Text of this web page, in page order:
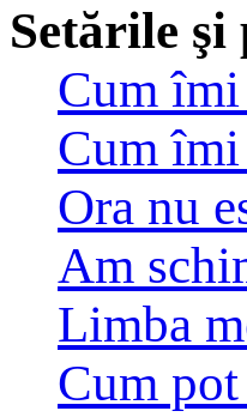
Setările
Cum îmi
Cum
Ora nu
Am
Limba
Cum